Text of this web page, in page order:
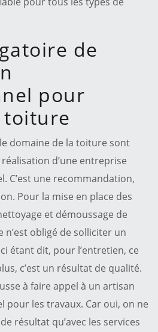
de
pour
toiture
domaine de la toiture sont
d’une entreprise
C’est une recommandation,
Pour la mise en place des
et démoussage de
obligé de solliciter un
étant dit, pour l’entretien, ce
c’est un résultat de qualité.
à faire appel à un artisan
pour les travaux. Car oui, on ne
résultat qu’avec les services